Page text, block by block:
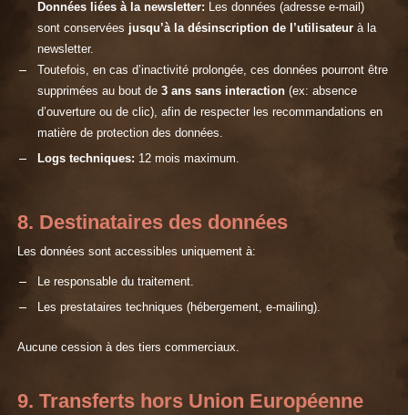
Données liées à la newsletter: Les données (adresse e-mail)
sont conservées jusqu’à la désinscription de l’utilisateur à la
newsletter.
Toutefois, en cas d’inactivité prolongée, ces données pourront être
supprimées au bout de3 ans sans interaction (ex: absence
d’ouverture ou de clic), afin de respecter les recommandations en
matière de protection des données.
Logs techniques: 12 mois maximum.
8. Destinataires des données
Les données sont accessibles uniquement à:
Le responsable du traitement.
Les prestataires techniques (hébergement, e-mailing).
Aucune cession à des tiers commerciaux.
9. Transferts hors Union Européenne